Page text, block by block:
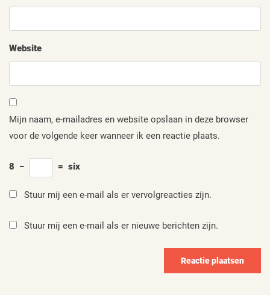
Website
Mijn naam, e-mailadres en website opslaan in deze browser
voor de volgende keer wanneer ik een reactie plaats.
8 − = six
Stuur mij een e-mail als er vervolgreacties zijn.
Stuur mij een e-mail als er nieuwe berichten zijn.